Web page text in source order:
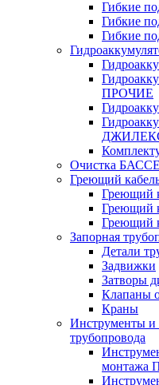
Гибкие
Гибкие
Гибкие
ПРОЧИЕ
Очистка
Греющий
Греющий
Греющий
Греющий
Запорная
Детали
Задвижки
Затворы
Клапаны
Краны
Инструменты
трубопровода
монтажа